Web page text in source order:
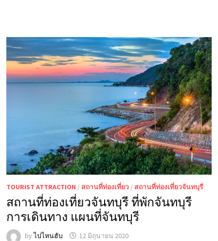
TOURIST ATTRACTION / สถานที่ท่องเที่ยว/ สถานที่ท่องเที่ยวจันทบุรี
สถานที่ท่องเที่ยวจันทบุรี ที่พักจันทบุรี
การเดินทาง แผนที่จันทบุรี
byไปไหนฮับ 12 มิถุนายน 2020